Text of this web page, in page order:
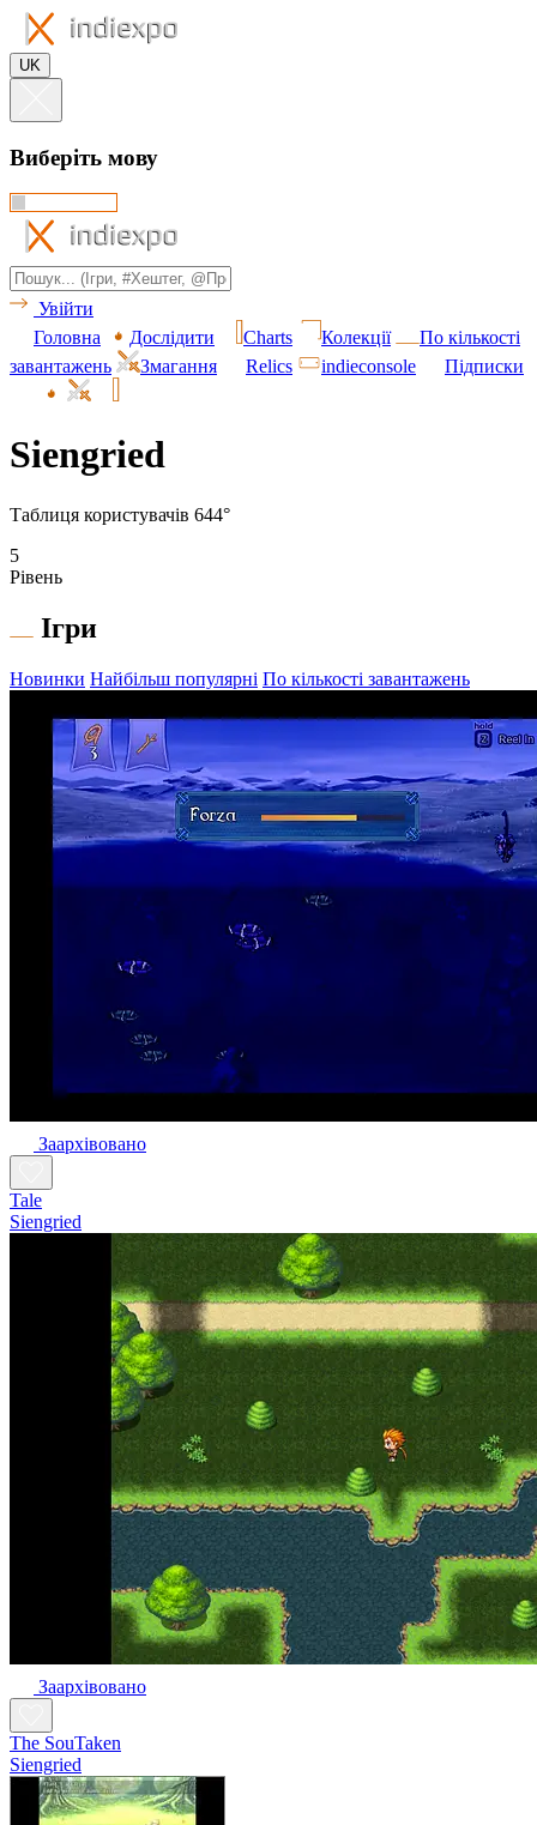
UK
Виберіть мову
Увійти
Головна
Дослідити Charts Колекції
По кількості
завантажень
Змагання Relics indieconsole Підписки
Siengried
Таблиця користувачів 644°
5
Рівень
Ігри
Новинки Найбільш популярні По кількості завантажень
Заархівовано
Tale
Siengried
Заархівовано
The SouTaken
Siengried